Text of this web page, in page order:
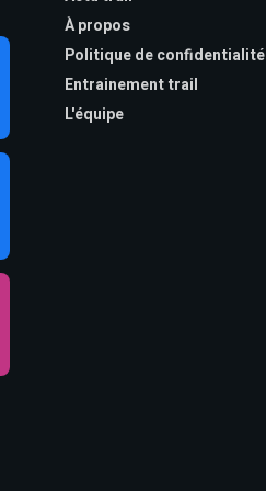
À propos
Politique de confidentialité
Entrainement trail
L'équipe